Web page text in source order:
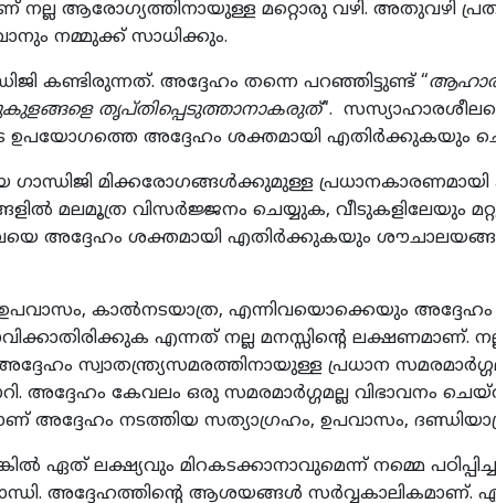
നല്ല ആരോഗ്യത്തിനായുള്ള മറ്റൊരു വഴി. അതുവഴി
നമ്മുക്ക് സാധിക്കും.
കണ്ടിരുന്നത്. അദ്ദേഹം തന്നെ പറഞ്ഞിട്ടുണ്ട് “
തൃപ്തിപ്പെടുത്താനാകരുത്“.
അദ്ദേഹം ശക്തമായി എതിര്‍ക്കുകയും
മിക്കരോഗങ്ങള്‍ക്കുമുള്ള പ്രധാനകാരണമായി
മലമൂത്ര വിസര്‍ജ്ജനം ചെയ്യുക, വീടുകളിലേയും
അദ്ദേഹം ശക്തമായി എതിര്‍ക്കുകയും
ഉപവാസം, കാല്‍നടയാത്ര, എന്നിവയൊക്കെയും
എന്നത് നല്ല മനസ്സിന്‍റെ ലക്ഷണമാണ്.
സ്വാതന്ത്ര്യസമരത്തിനായുള്ള പ്രധാന
അദ്ദേഹം കേവലം ഒരു സമരമാര്‍ഗ്ഗമല്ല വിഭാവനം
നടത്തിയ സത്യാഗ്രഹം, ഉപവാസം,
ഏത് ലക്ഷ്യവും മിറകടക്കാനാവുമെന്ന് നമ്മെ
അദ്ദേഹത്തിന്‍റെ ആശയങ്ങള്‍ സര്‍വ്വകാലികമാണ്.